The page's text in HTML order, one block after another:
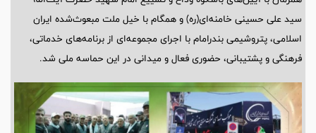
سید علی حسینی خامنه‌ای(ره) و همگام با خیل ملت مبعوث‌‌شده ایران
اسلامی، پتروشیمی بندرامام با اجرای مجموعه‌ای از برنامه‌های خدماتی،
فرهنگی و پشتیبانی، حضوری فعال و میدانی در این حماسه ملی شد.